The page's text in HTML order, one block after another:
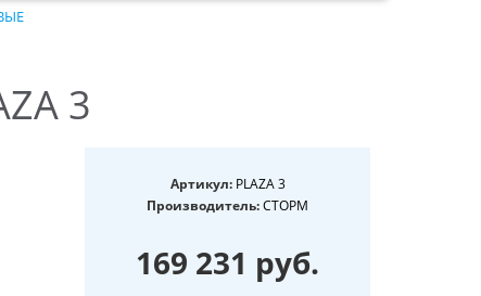
3
Артикул:PLAZA 3
Производитель:СТОРМ
169 231 руб.